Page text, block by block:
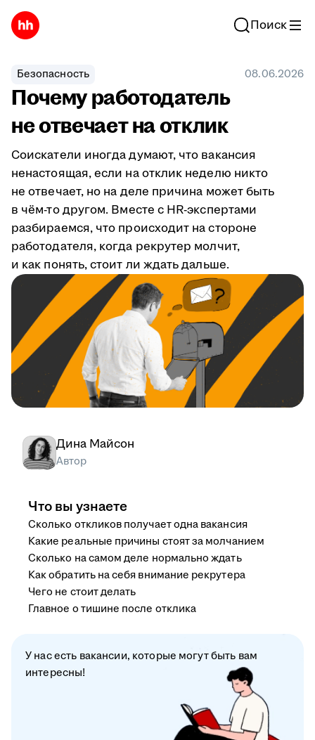
Поиск
Безопасность 08.06.2026
Почему работодатель
не отвечает на отклик
Соискатели иногда думают, что вакансия
ненастоящая, если на отклик неделю никто
не отвечает, но на деле причина может быть
в чём-то другом. Вместе с HR-экспертами
разбираемся, что происходит на стороне
работодателя, когда рекрутер молчит,
и как понять, стоит ли ждать дальше.
Дина Майсон
Автор
Что вы узнаете
Сколько откликов получает одна вакансия
Какие реальные причины стоят за молчанием
Сколько на самом деле нормально ждать
Как обратить на себя внимание рекрутера
Чего не стоит делать
Главное о тишине после отклика
У нас есть вакансии, которые могут быть вам
интересны!